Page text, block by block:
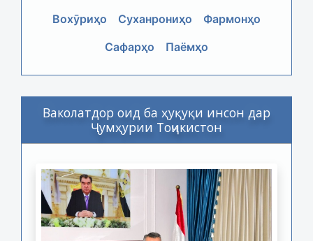
Вохӯриҳо Суханрониҳо
Фармонҳо
Сафарҳо
Паёмҳо
Ваколатдор оид ба ҳуқуқи инсон дар
Ҷумҳурии Тоҷикистон